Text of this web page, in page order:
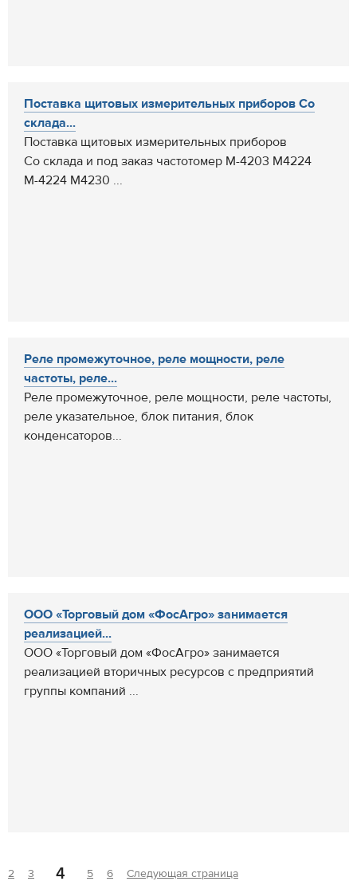
Поставка щитовых измерительных приборов Со
склада...
Поставка щитовых измерительных приборов
Со склада и под заказ частотомер М-4203 М4224
М-4224 М4230 ...
Реле промежуточное, реле мощности, реле
частоты, реле...
Реле промежуточное, реле мощности, реле частоты,
реле указательное, блок питания, блок
конденсаторов...
ООО «Торговый дом «ФосАгро» занимается
реализацией...
ООО «Торговый дом «ФосАгро» занимается
реализацией вторичных ресурсов с предприятий
группы компаний ...
2 3 4 5 6 Следующая страница